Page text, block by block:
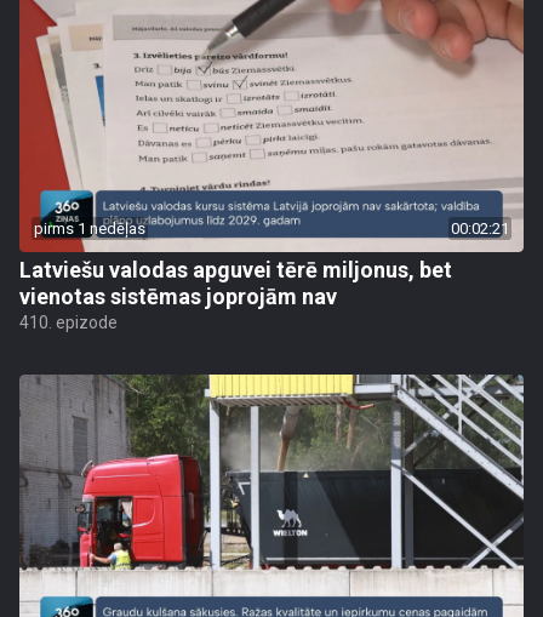
pirms 1 nedēļas 00:02:21
Latviešu valodas apguvei tērē miljonus, bet
vienotas sistēmas joprojām nav
410. epizode